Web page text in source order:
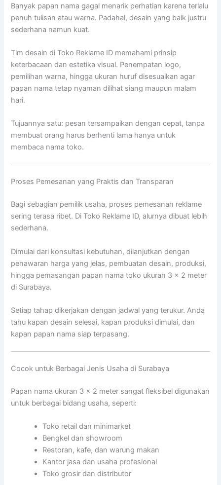
Banyak papan nama gagal menarik perhatian karena terlalu
penuh tulisan atau warna. Padahal, desain yang baik justru
sederhana namun kuat.
Tim desain di Toko Reklame ID memahami prinsip
keterbacaan dan estetika visual. Penempatan logo,
pemilihan warna, hingga ukuran huruf disesuaikan agar
papan nama tetap nyaman dilihat siang maupun malam
hari.
Tujuannya satu: pesan tersampaikan dengan cepat, tanpa
membuat orang harus berhenti lama hanya untuk
membaca nama toko.
Proses Pemesanan yang Praktis dan Transparan
Bagi sebagian pemilik usaha, proses pemesanan reklame
sering terasa ribet. Di Toko Reklame ID, alurnya dibuat lebih
sederhana.
Dimulai dari konsultasi kebutuhan, dilanjutkan dengan
penawaran harga yang jelas, pembuatan desain, produksi,
hingga pemasangan papan nama toko ukuran 3 x 2 meter
di Surabaya.
Setiap tahap dikerjakan dengan jadwal yang terukur. Anda
tahu kapan desain selesai, kapan produksi dimulai, dan
kapan papan nama siap terpasang.
Cocok untuk Berbagai Jenis Usaha di Surabaya
Papan nama ukuran 3 x 2 meter sangat fleksibel digunakan
untuk berbagai bidang usaha, seperti:
Toko retail dan minimarket
Bengkel dan showroom
Restoran, kafe, dan warung makan
Kantor jasa dan usaha profesional
Toko grosir dan distributor